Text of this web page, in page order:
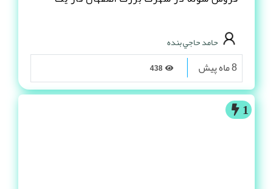
حامد حاجي بنده
8 ماه پیش
1